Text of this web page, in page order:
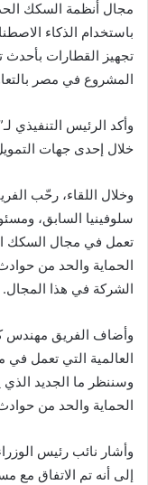
مجال أنظمة السكك
باستخدام الذكاء
تجهيز القطارات بأحدث
المشروع في مصر
وأكد الرئيس التنفيذي
خلال إحدى جهات
وخلال اللقاء، رحّب
سلوفينيا السابق،
تعمل في مجال السكك
الحماية والحد من
الشركة في هذا المجال.
وأضاف الفريق مهندس
العالمية التي تعمل
وسننظر ما الجديد
الحماية والحد من
وأشار نائب رئيس
إلى أنه تم الاتفاق مع